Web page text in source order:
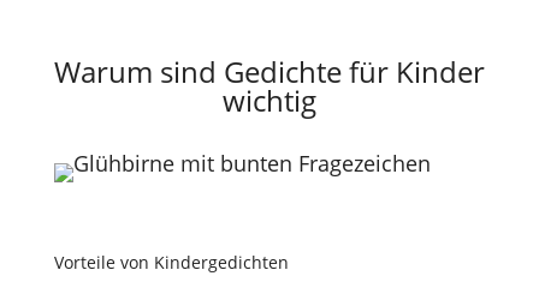
Warum sind Gedichte für Kinder
wichtig
Vorteile von Kindergedichten